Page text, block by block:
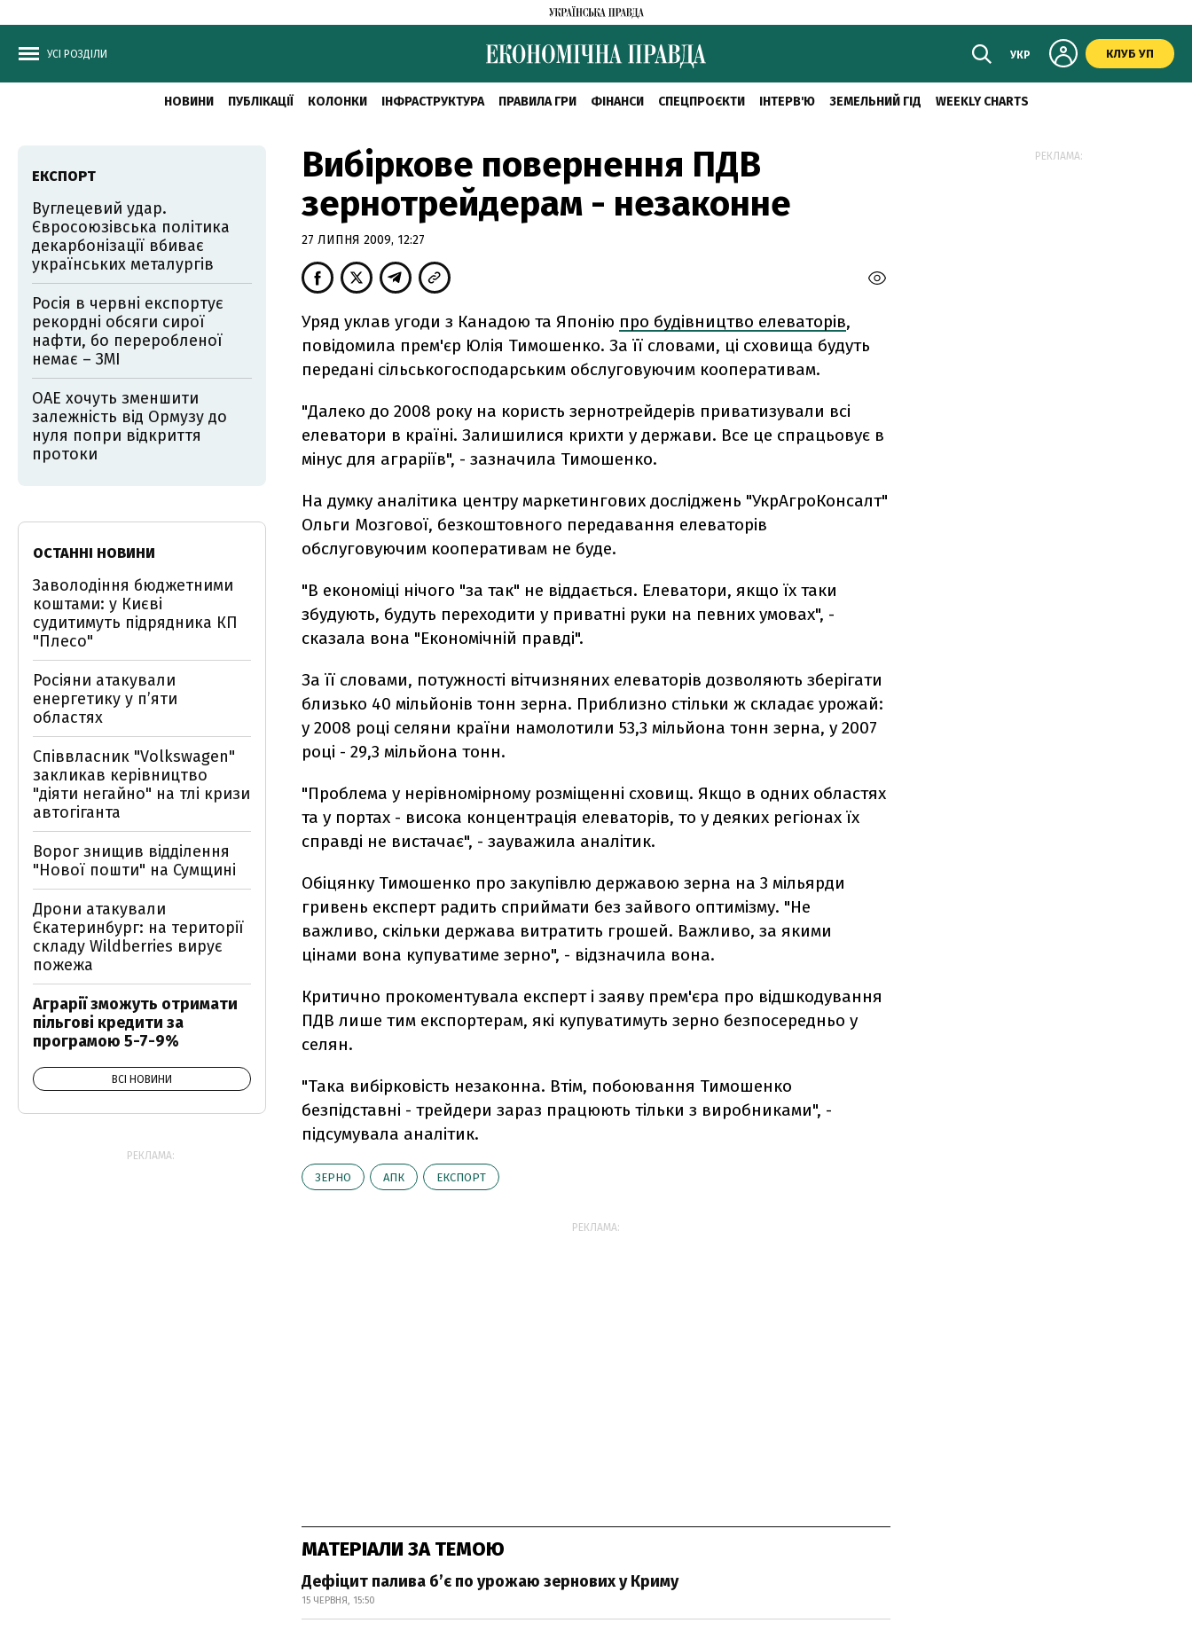
УСІ РОЗДІЛИ УКР КЛУБ УП
НОВИНИ ПУБЛІКАЦІЇ КОЛОНКИ ІНФРАСТРУКТУРА ПРАВИЛА ГРИ ФІНАНСИ СПЕЦПРОЄКТИ ІНТЕРВ'Ю ЗЕМЕЛЬНИЙ ГІД WEEKLY CHARTS
Вибіркове повернення ПДВ
зернотрейдерам - незаконне
27 ЛИПНЯ 2009, 12:27
Уряд уклав угоди з Канадою та Японію про будівництво елеваторів,
повідомила прем'єр Юлія Тимошенко. За її словами, ці сховища будуть
передані сільськогосподарським обслуговуючим кооперативам.
"Далеко до 2008 року на користь зернотрейдерів приватизували всі
елеватори в країні. Залишилися крихти у держави. Все це спрацьовує в
мінус для аграріїв", - зазначила Тимошенко.
На думку аналітика центру маркетингових досліджень "УкрАгроКонсалт"
Ольги Мозгової, безкоштовного передавання елеваторів
обслуговуючим кооперативам не буде.
"В економіці нічого "за так" не віддається. Елеватори, якщо їх таки
збудують, будуть переходити у приватні руки на певних умовах", -
сказала вона "Економічній правді".
За її словами, потужності вітчизняних елеваторів дозволяють зберігати
близько 40 мільйонів тонн зерна. Приблизно стільки ж складає урожай:
у 2008 році селяни країни намолотили 53,3 мільйона тонн зерна, у 2007
році - 29,3 мільйона тонн.
"Проблема у нерівномірному розміщенні сховищ. Якщо в одних областях
та у портах - висока концентрація елеваторів, то у деяких регіонах їх
справді не вистачає", - зауважила аналітик.
Обіцянку Тимошенко про закупівлю державою зерна на 3 мільярди
гривень експерт радить сприймати без зайвого оптимізму. "Не
важливо, скільки держава витратить грошей. Важливо, за якими
цінами вона купуватиме зерно", - відзначила вона.
Критично прокоментувала експерт і заяву прем'єра про відшкодування
ПДВ лише тим експортерам, які купуватимуть зерно безпосередньо у
селян.
"Така вибірковість незаконна. Втім, побоювання Тимошенко
безпідставні - трейдери зараз працюють тільки з виробниками", -
підсумувала аналітик.
ЗЕРНО АПК ЕКСПОРТ
РЕКЛАМА:
МАТЕРІАЛИ ЗА ТЕМОЮ
Дефіцит палива б’є по урожаю зернових у Криму
15 ЧЕРВНЯ, 15:50
ЕКСПОРТ
Вуглецевий удар.
Євросоюзівська політика
декарбонізації вбиває
українських металургів
Росія в червні експортує
рекордні обсяги сирої
нафти, бо переробленої
немає – ЗМІ
ОАЕ хочуть зменшити
залежність від Ормузу до
нуля попри відкриття
протоки
ОСТАННІ НОВИНИ
Заволодіння бюджетними
коштами: у Києві
судитимуть підрядника КП
"Плесо"
Росіяни атакували
енергетику у пʼяти
областях
Співвласник "Volkswagen"
закликав керівництво
"діяти негайно" на тлі кризи
автогіганта
Ворог знищив відділення
"Нової пошти" на Сумщині
Дрони атакували
Єкатеринбург: на території
складу Wildberries вирує
пожежа
Аграрії зможуть отримати
пільгові кредити за
програмою 5-7-9%
ВСІ НОВИНИ
РЕКЛАМА:
РЕКЛАМА: